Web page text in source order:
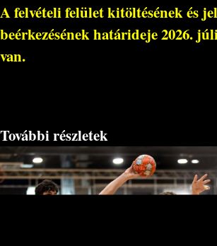
A felvételi felület kitöltésének és
beérkezésének határideje2026.
van.
További részletek